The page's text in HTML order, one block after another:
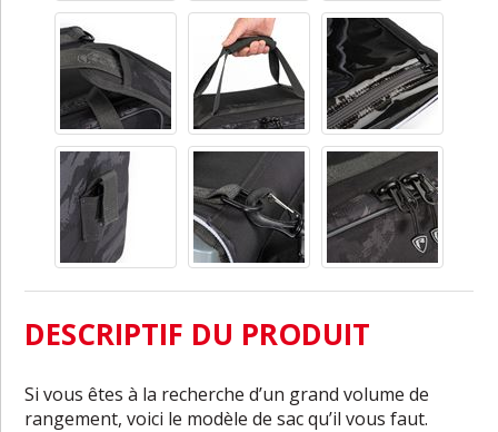
DESCRIPTIF DU PRODUIT
Si vous êtes à la recherche d’un grand volume de
rangement, voici le modèle de sac qu’il vous faut.